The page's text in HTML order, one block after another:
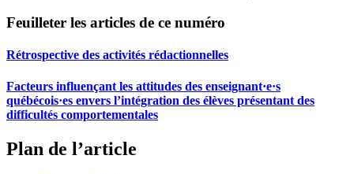
Feuilleter les articles de ce numéro
Rétrospective des activités rédactionnelles
Facteurs influençant les attitudes des enseignant·e·s
québécois·es envers l’intégration des élèves présentant des
difficultés comportementales
Plan de l’article